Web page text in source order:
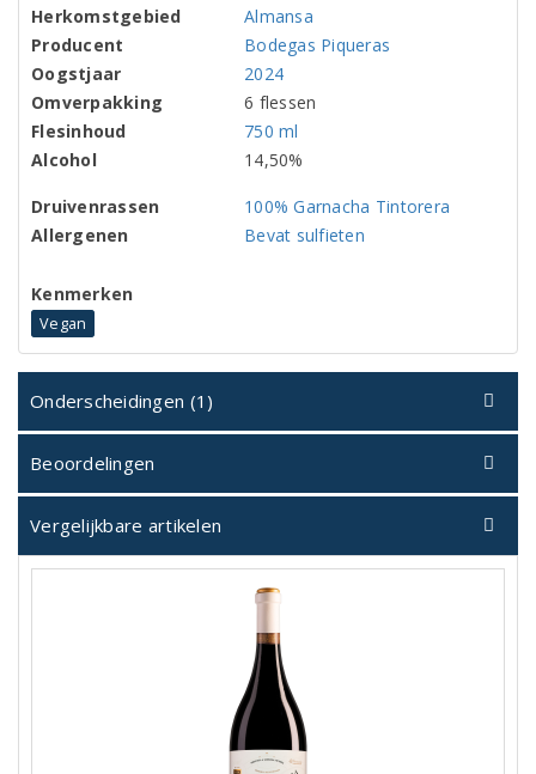
Herkomstgebied
Almansa
Producent
Bodegas Piqueras
Oogstjaar
2024
Omverpakking
6 flessen
Flesinhoud
750 ml
Alcohol
14,50%
Druivenrassen
100% Garnacha Tintorera
Allergenen
Bevat sulfieten
Kenmerken
Vegan
Onderscheidingen (1)
Beoordelingen
Vergelijkbare artikelen